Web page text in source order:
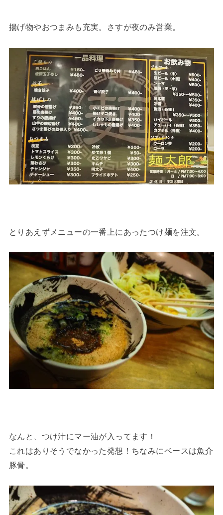
揚げ物やおつまみも充実。さすが夜のみ営業。
とりあえずメニューの一番上にあったつけ麺を注文。
なんと、つけ汁にマー油が入ってます！
これはありそうでなかった発想！ちなみにベースは魚介
豚骨。